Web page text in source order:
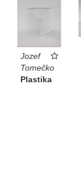
Jozef
Tomečko
Plastika